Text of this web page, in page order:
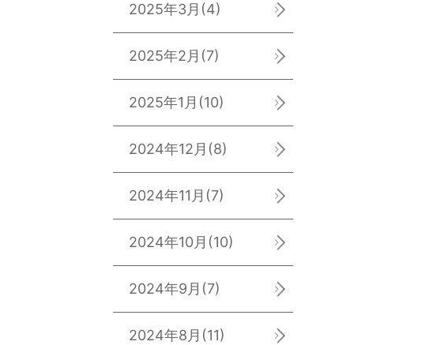
2025年3月 (4)
2025年2月 (7)
2025年1月 (10)
2024年12月 (8)
2024年11月 (7)
2024年10月 (10)
2024年9月 (7)
2024年8月 (11)